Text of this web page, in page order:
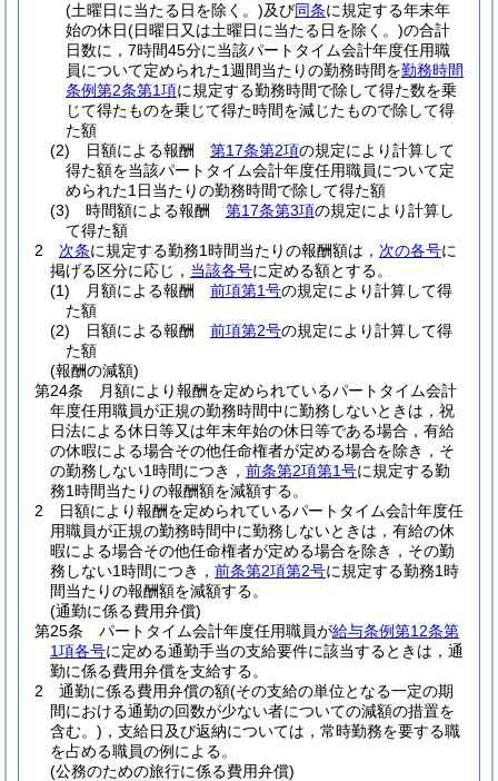
(土曜日に当たる日を除く。)及び同条に規定する年末年
始の休日(日曜日又は土曜日に当たる日を除く。)の合計
日数に，7時間45分に当該パートタイム会計年度任用職
員について定められた1週間当たりの勤務時間を勤務時間
条例第2条第1項に規定する勤務時間で除して得た数を乗
じて得たものを乗じて得た時間を減じたもので除して得
た額
(2)
日額による報酬 第17条第2項の規定により計算して
得た額を当該パートタイム会計年度任用職員について定
められた1日当たりの勤務時間で除して得た額
(3)
時間額による報酬 第17条第3項の規定により計算し
て得た額
2
次条に規定する勤務1時間当たりの報酬額は， 次の各号に
掲げる区分に応じ， 当該各号に定める額とする。
(1)
月額による報酬 前項第1号の規定により計算して得
た額
(2)
日額による報酬 前項第2号の規定により計算して得
た額
(報酬の減額)
第24条
月額により報酬を定められているパートタイム会計
年度任用職員が正規の勤務時間中に勤務しないときは，祝
日法による休日等又は年末年始の休日等である場合，有給
の休暇による場合その他任命権者が定める場合を除き，そ
の勤務しない1時間につき， 前条第2項第1号に規定する勤
務1時間当たりの報酬額を減額する。
2
日額により報酬を定められているパートタイム会計年度任
用職員が正規の勤務時間中に勤務しないときは，有給の休
暇による場合その他任命権者が定める場合を除き，その勤
務しない1時間につき， 前条第2項第2号に規定する勤務1時
間当たりの報酬額を減額する。
(通勤に係る費用弁償)
第25条
パートタイム会計年度任用職員が給与条例第12条第
1項各号に定める通勤手当の支給要件に該当するときは，通
勤に係る費用弁償を支給する。
2
通勤に係る費用弁償の額(その支給の単位となる一定の期
間における通勤の回数が少ない者についての減額の措置を
含む。) ，支給日及び返納については，常時勤務を要する職
を占める職員の例による。
(公務のための旅行に係る費用弁償)